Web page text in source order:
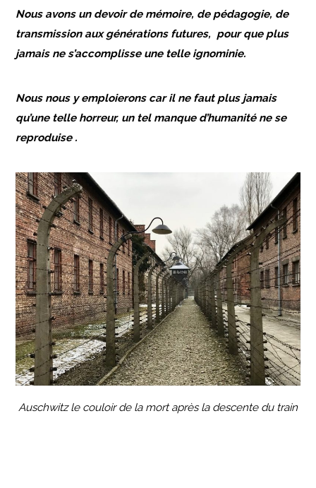
Nous avons un devoir de mémoire, de pédagogie, de
transmission aux générations futures, pour que plus
jamais ne s’accomplisse une telle ignominie.
Nous nous y emploierons car il ne faut plus jamais
qu’une telle horreur, un tel manque d’humanité ne se
reproduise .
Auschwitz le couloir de la mort après la descente du train